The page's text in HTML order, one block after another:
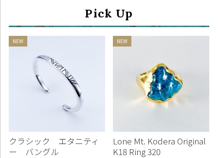
Pick Up
クラシック エタニティ
ー バングル
Lone Mt. Kodera Original
K18 Ring 320